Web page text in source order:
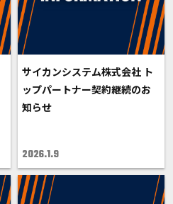
サイカンシステム株式会社 ト
ップパートナー契約継続のお
知らせ
2026.1.9